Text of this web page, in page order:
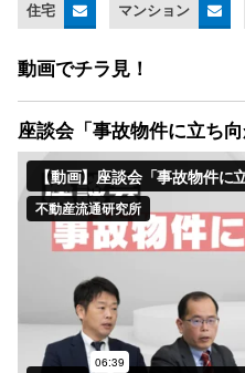
住宅 マンション
動画でチラ見！
座談会「事故物件に立ち向